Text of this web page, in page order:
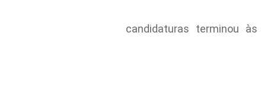
candidaturas terminou